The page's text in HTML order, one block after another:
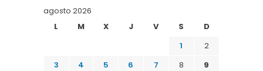
agosto 2026
L
M X J V S
D
1
2
3
4 5 6 7 8
9